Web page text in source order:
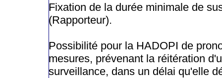
Fixation de la durée minimale de
(Rapporteur).
Possibilité pour la HADOPI de
mesures, prévenant la réitération
surveillance, dans un délai qu'elle